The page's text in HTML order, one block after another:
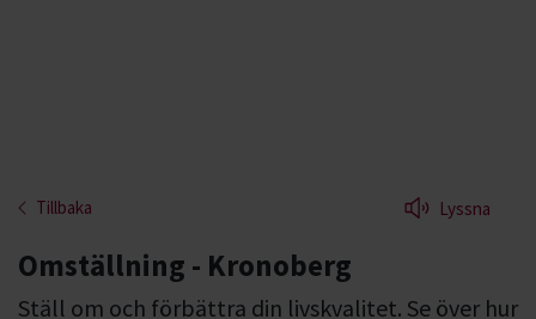
Tillbaka Lyssna
Omställning - Kronoberg
Ställ om och förbättra din livskvalitet. Se över hur